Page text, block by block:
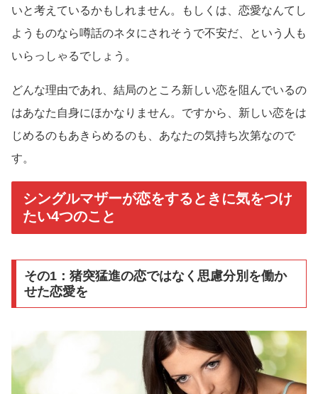
いと考えているかもしれません。もしくは、恋愛なんてし
ようものなら噂話のネタにされそうで不安だ、という人も
いらっしゃるでしょう。
どんな理由であれ、結局のところ新しい恋を阻んでいるの
はあなた自身にほかなりません。ですから、新しい恋をは
じめるのもあきらめるのも、あなたの気持ち次第なので
す。
シングルマザーが恋をするときに気をつけ
たい4つのこと
その1：猪突猛進の恋ではなく思慮分別を働か
せた恋愛を